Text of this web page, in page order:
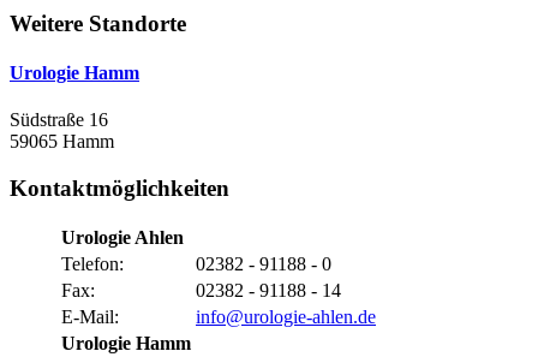
Weitere Standorte
Urologie Hamm
Südstraße 16
59065 Hamm
Kontaktmöglichkeiten
Urologie Ahlen
Telefon:
02382 - 91188 - 0
Fax:
02382 - 91188 - 14
E-Mail:
info@urologie-ahlen.de
Urologie Hamm